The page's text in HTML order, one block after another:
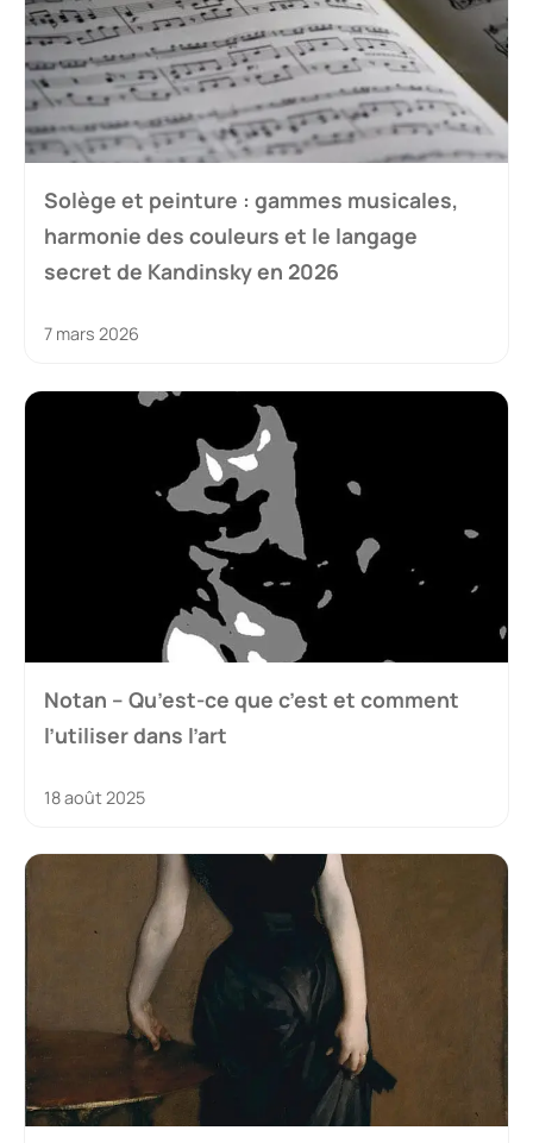
Solège et peinture : gammes musicales,
harmonie des couleurs et le langage
secret de Kandinsky en 2026
7 mars 2026
Notan – Qu’est-ce que c’est et comment
l’utiliser dans l’art
18 août 2025